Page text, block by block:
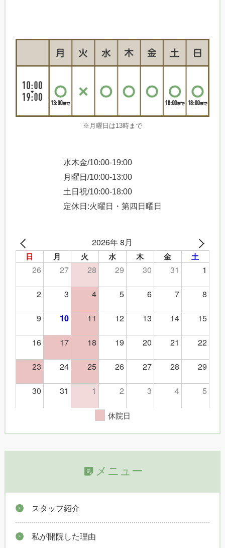
※月曜日は13時まで
水木金/10:00-19:00
月曜日/10:00-13:00
土日祝/10:00-18:00
定休日:火曜日・第四日曜日
2026年 8月
日 月 火 水 木 金 土
26 27 28 29 30 31
1
2
3 4 5 6 7
8
9
10 11 12 13 14
15
16
17 18 19 20 21
22
23
24 25 26 27 28
29
30
31 1 2 3 4 5
休院日
メニュー
スタッフ紹介
私が開院した理由